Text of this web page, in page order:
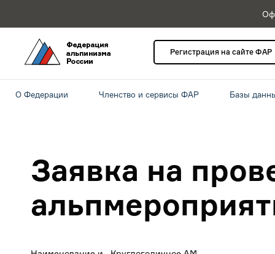
Регистрация на сайте ФАР
О Федерации Членство и сервисы ФАР Базы
Заявка на